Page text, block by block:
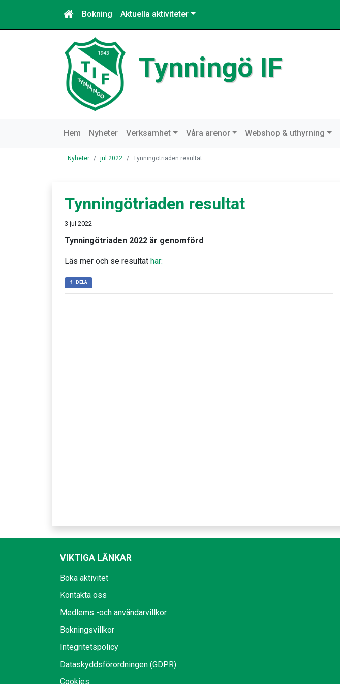
Bokning Aktuella aktiviteter
Tynningö IF
Hem Nyheter Verksamhet Våra arenor Webshop & uthyrning
Nyheter jul 2022 Tynningötriaden resultat
Tynningötriaden resultat
3 jul 2022
Tynningötriaden 2022 är genomförd
Läs mer och se resultat här:
DELA
VIKTIGA LÄNKAR
Boka aktivitet
Kontakta oss
Medlems -och användarvillkor
Bokningsvillkor
Integritetspolicy
Dataskyddsförordningen (GDPR)
Cookies